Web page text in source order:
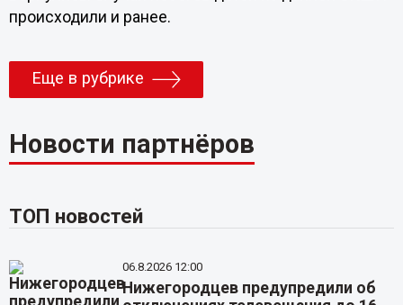
происходили и ранее.
Еще в рубрике
Новости партнёров
ТОП новостей
06.8.2026 12:00
Нижегородцев предупредили об